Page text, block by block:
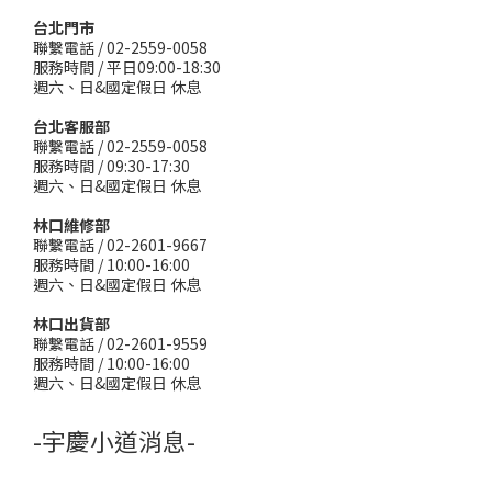
台北門市
聯繫電話 / 02-2559-0058
服務時間 / 平日09:00-18:30
週六、日&國定假日 休息
台北客服部
聯繫電話 / 02-2559-0058
服務時間 / 09:30-17:30
週六、日&國定假日 休息
林口維修部
聯繫電話 / 02-2601-9667
服務時間 / 10:00-16:00
週六、日&國定假日 休息
林口出貨部
聯繫電話 / 02-2601-9559
服務時間 / 10:00-16:00
週六、日&國定假日 休息
-宇慶小道消息-